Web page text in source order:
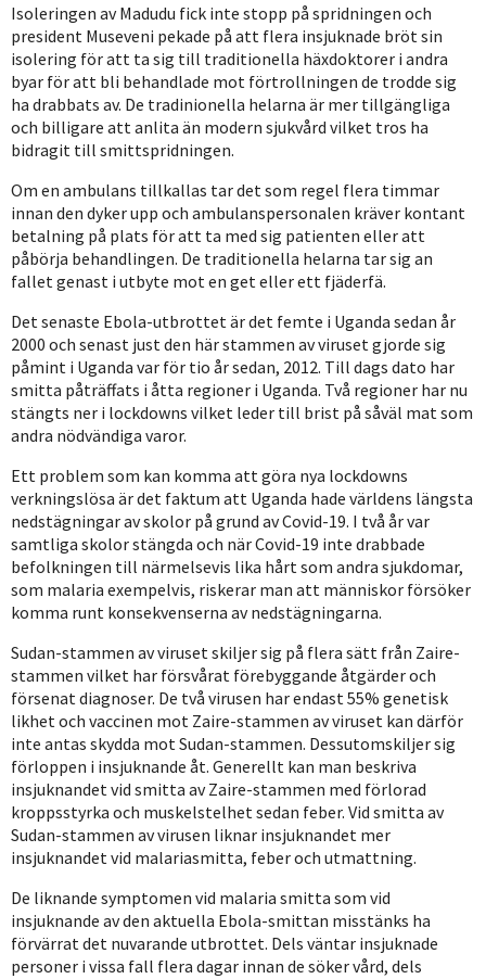
Isoleringen av Madudu fick inte stopp på spridningen och
president Museveni pekade på att flera insjuknade bröt sin
isolering för att ta sig till traditionella häxdoktorer i andra
byar för att bli behandlade mot förtrollningen de trodde sig
ha drabbats av. De tradinionella helarna är mer tillgängliga
och billigare att anlita än modern sjukvård vilket tros ha
bidragit till smittspridningen.
Om en ambulans tillkallas tar det som regel flera timmar
innan den dyker upp och ambulanspersonalen kräver kontant
betalning på plats för att ta med sig patienten eller att
påbörja behandlingen. De traditionella helarna tar sig an
fallet genast i utbyte mot en get eller ett fjäderfä.
Det senaste Ebola-utbrottet är det femte i Uganda sedan år
2000 och senast just den här stammen av viruset gjorde sig
påmint i Uganda var för tio år sedan, 2012. Till dags dato har
smitta påträffats i åtta regioner i Uganda. Två regioner har nu
stängts ner i lockdowns vilket leder till brist på såväl mat som
andra nödvändiga varor.
Ett problem som kan komma att göra nya lockdowns
verkningslösa är det faktum att Uganda hade världens längsta
nedstägningar av skolor på grund av Covid-19. I två år var
samtliga skolor stängda och när Covid-19 inte drabbade
befolkningen till närmelsevis lika hårt som andra sjukdomar,
som malaria exempelvis, riskerar man att människor försöker
komma runt konsekvenserna av nedstägningarna.
Sudan-stammen av viruset skiljer sig på flera sätt från Zaire-
stammen vilket har försvårat förebyggande åtgärder och
försenat diagnoser. De två virusen har endast 55% genetisk
likhet och vaccinen mot Zaire-stammen av viruset kan därför
inte antas skydda mot Sudan-stammen. Dessutomskiljer sig
förloppen i insjuknande åt. Generellt kan man beskriva
insjuknandet vid smitta av Zaire-stammen med förlorad
kroppsstyrka och muskelstelhet sedan feber. Vid smitta av
Sudan-stammen av virusen liknar insjuknandet mer
insjuknandet vid malariasmitta, feber och utmattning.
De liknande symptomen vid malaria smitta som vid
insjuknande av den aktuella Ebola-smittan misstänks ha
förvärrat det nuvarande utbrottet. Dels väntar insjuknade
personer i vissa fall flera dagar innan de söker vård, dels